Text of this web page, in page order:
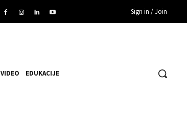
Sign in / Join
VIDEO EDUKACIJE